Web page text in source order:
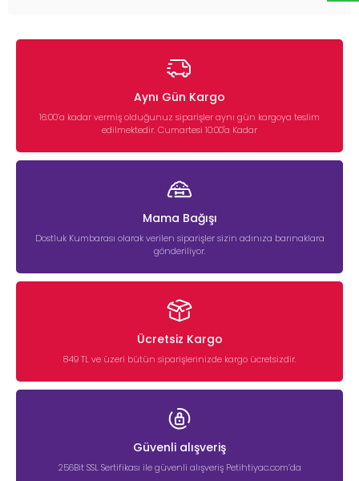
Aynı Gün Kargo
16:00’a kadar vermiş olduğunuz siparişler aynı gün kargoya teslim
edilmektedir. Cumartesi 10:00'a Kadar
Mama Bağışı
Dostluk Kumbarası olarak verilen siparişler sizin adınıza barınaklara
gönderiliyor.
Ücretsiz Kargo
849 TL ve üzeri bütün siparişlerinizde kargo ücretsizdir.
Güvenli alışveriş
256Bit SSL Sertifikası ile güvenli alışveriş Petihtiyac.com’da